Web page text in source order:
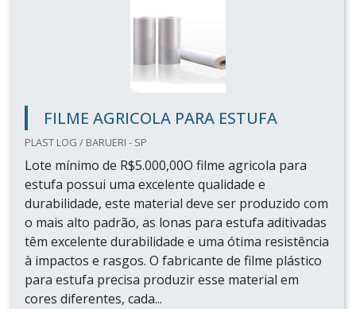
FILME AGRICOLA PARA ESTUFA
PLAST LOG / BARUERI - SP
Lote mínimo de R$5.000,00O filme agricola para
estufa possui uma excelente qualidade e
durabilidade, este material deve ser produzido com
o mais alto padrão, as lonas para estufa aditivadas
têm excelente durabilidade e uma ótima resistência
à impactos e rasgos. O fabricante de filme plástico
para estufa precisa produzir esse material em
cores diferentes, cada...